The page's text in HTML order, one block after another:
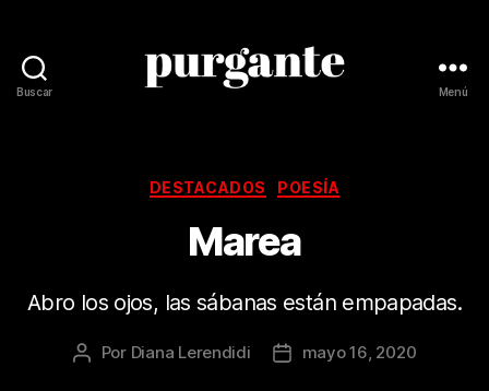
Buscar Menú
Categorías
DESTACADOS POESÍA
Marea
Abro los ojos, las sábanas están empapadas.
Autor
Por Diana Lerendidi
Fechamayo 16, 2020